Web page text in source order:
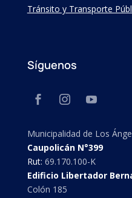
Tránsito y Transporte
Síguenos
Municipalidad de Los
Caupolicán N°399
Rut: 69.170.100-K
Edificio Libertador
Colón 185